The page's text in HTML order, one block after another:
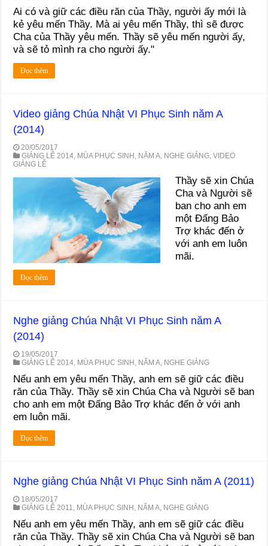
Ai có và giữ các điều răn của Thầy, người ấy mới là
kẻ yêu mến Thầy. Mà ai yêu mến Thầy, thì sẽ được
Cha của Thầy yêu mến. Thầy sẽ yêu mến người ấy,
và sẽ tỏ mình ra cho người ấy."
Đọc thêm
Video giảng Chúa Nhật VI Phục Sinh năm A
(2014)
20/05/2017
GIẢNG LỄ 2014 MÙA PHỤC SINH NĂM A NGHE GIẢNG ,VIDEO
GIẢNG LỄ
Thầy sẽ xin Chúa
Cha và Người sẽ
ban cho anh em
một Đấng Bảo
Trợ khác đến ở
với anh em luôn
mãi.
Đọc thêm
Nghe giảng Chúa Nhật VI Phục Sinh năm A
(2014)
19/05/2017
GIẢNG LỄ 2014 MÙA PHỤC SINH NĂM A NGHE GIẢNG
Nếu anh em yêu mến Thầy, anh em sẽ giữ các điều
răn của Thầy. Thầy sẽ xin Chúa Cha và Người sẽ ban
cho anh em một Đấng Bảo Trợ khác đến ở với anh
em luôn mãi.
Đọc thêm
Nghe giảng Chúa Nhật VI Phục Sinh năm A (2011)
18/05/2017
GIẢNG LỄ 2011
MÙA PHỤC SINH NĂM A NGHE GIẢNG
Nếu anh em yêu mến Thầy, anh em sẽ giữ các điều
răn của Thầy. Thầy sẽ xin Chúa Cha và Người sẽ ban